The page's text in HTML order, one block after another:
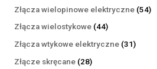
produktów
Złącza wielopinowe elektryczne 5454
Złącza wielostykowe 4444
produkty
Złącza wtykowe elektryczne 3131
Złącze skręcane 2828